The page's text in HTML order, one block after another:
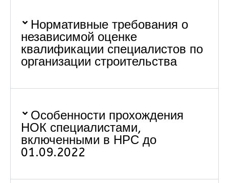
Нормативные требования о
независимой оценке
квалификации специалистов по
организации строительства
Особенности прохождения
НОК специалистами,
включенными в НРС до
01.09.2022